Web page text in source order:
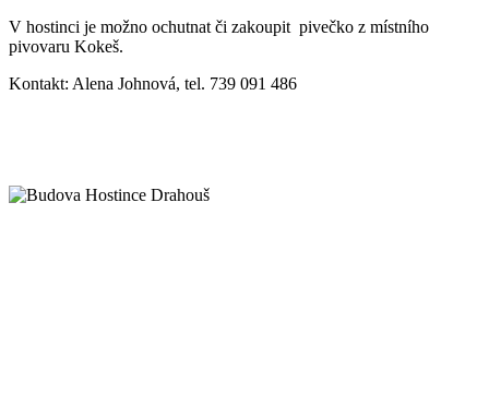
V hostinci je možno ochutnat či zakoupit pivečko z místního
pivovaru Kokeš.
Kontakt: Alena Johnová, tel. 739 091 486